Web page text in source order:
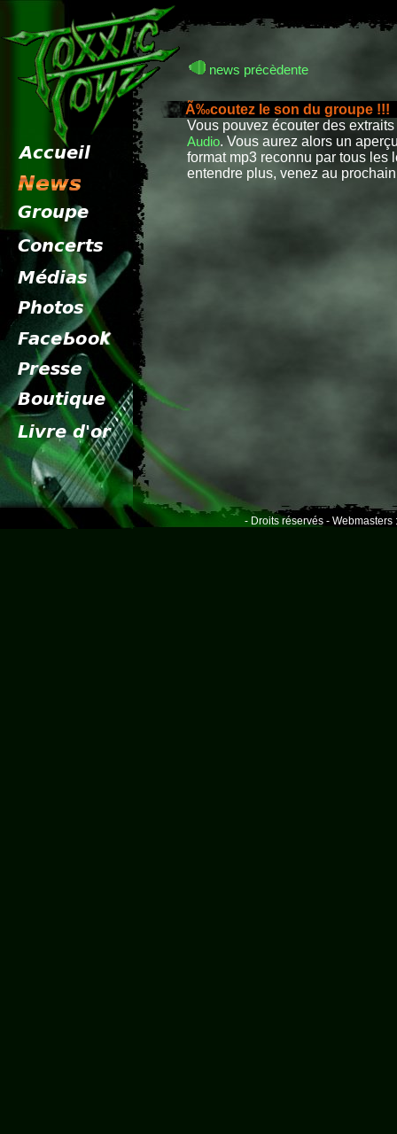
news précèdente
Ã‰coutez le son du groupe !!!
Vous pouvez écouter des
Audio. Vous aurez alors un
format mp3 reconnu par tous les
entendre plus, venez au
- Droits réservés - Webmasters